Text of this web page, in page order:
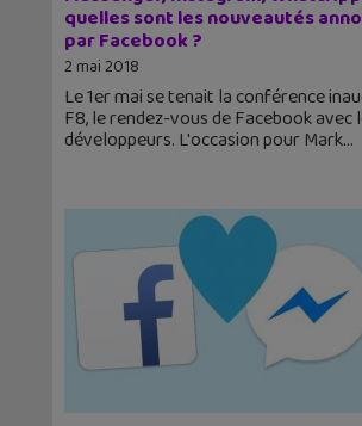
quelles sont les nouveautés
par Facebook ?
2 mai 2018
Le 1er mai se tenait la conférence
F8, le rendez-vous de Facebook avec
développeurs. L'occasion pour Mark